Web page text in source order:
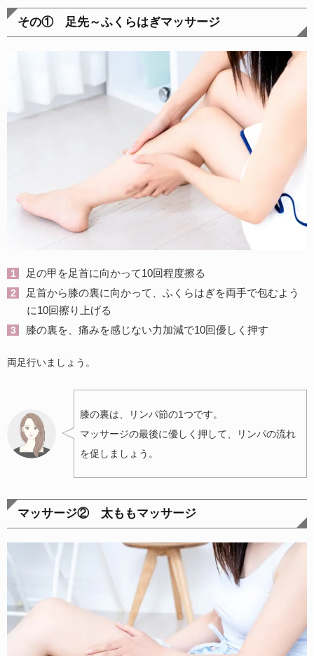
その① 足先～ふくらはぎマッサージ
足の甲を足首に向かって10回程度擦る
足首から膝の裏に向かって、ふくらはぎを両手で包むよう
に10回擦り上げる
膝の裏を、痛みを感じない力加減で10回優しく押す
両足行いましょう。
膝の裏は、リンパ節の1つです。
マッサージの最後に優しく押して、リンパの流れ
を促しましょう。
マッサージ② 太ももマッサージ